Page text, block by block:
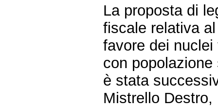
La proposta di
fiscale relativa
favore dei
con
è stata
Mistrello